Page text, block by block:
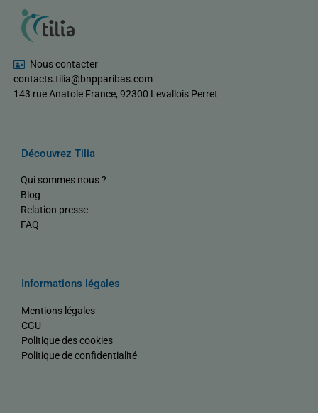
Nous contacter
contacts.tilia@bnpparibas.com
143 rue Anatole France, 92300 Levallois Perret
Découvrez Tilia
Qui sommes nous ?
Blog
Relation presse
FAQ
Informations légales
Mentions légales
CGU
Politique des cookies
Politique de confidentialité